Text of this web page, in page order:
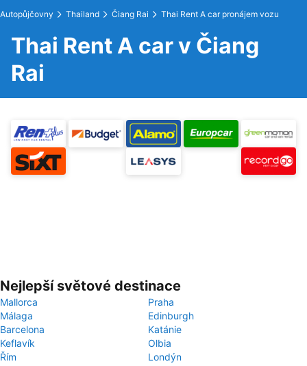
Autopůjčovny Thailand Čiang Rai Thai Rent A car pronájem vozu
Thai Rent A car v Čiang
Rai
Nejlepší světové destinace
Mallorca
Praha
Málaga
Edinburgh
Barcelona
Katánie
Keflavík
Olbia
Řím
Londýn